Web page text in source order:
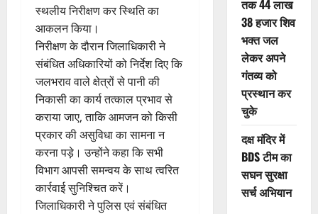
स्थलीय निरीक्षण कर स्थिति का
आकलन किया।
निरीक्षण के दौरान जिलाधिकारी ने
संबंधित अधिकारियों को निर्देश दिए कि
जलभराव वाले क्षेत्रों से पानी की
निकासी का कार्य तत्काल प्रभाव से
कराया जाए, ताकि आमजन को किसी
प्रकार की असुविधा का सामना न
करना पड़े। उन्होंने कहा कि सभी
विभाग आपसी समन्वय के साथ त्वरित
कार्रवाई सुनिश्चित करें।
जिलाधिकारी ने पुलिस एवं संबंधित
तक 44 लाख
38 हजार शिव
भक्त जल
लेकर अपने
गंतव्य को
प्रस्थान कर
चुके
दक्ष मंदिर में
BDS टीम का
सघन सुरक्षा
सर्च अभियान